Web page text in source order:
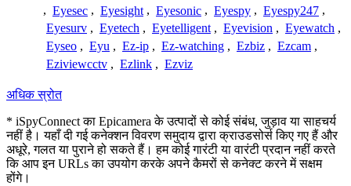
, Eyesec , Eyesight , Eyesonic , Eyespy , Eyespy247 ,
Eyesurv , Eyetech , Eyetelligent , Eyevision , Eyewatch ,
Eyseo , Eyu , Ez-ip , Ez-watching , Ezbiz , Ezcam ,
Eziviewcctv , Ezlink , Ezviz
अधिक स्रोत
* iSpyConnect का Epicamera के उत्पादों से कोई संबंध, जुड़ाव या साहचर्य
नहीं है। यहाँ दी गई कनेक्शन विवरण समुदाय द्वारा क्राउडसोर्स किए गए हैं और
अधूरे, गलत या पुराने हो सकते हैं। हम कोई गारंटी या वारंटी प्रदान नहीं करते
कि आप इन URLs का उपयोग करके अपने कैमरों से कनेक्ट करने में सक्षम
होंगे।